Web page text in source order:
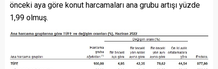
önceki aya göre konut harcamaları ana grubu artışı yüzde
1,99 olmuş.